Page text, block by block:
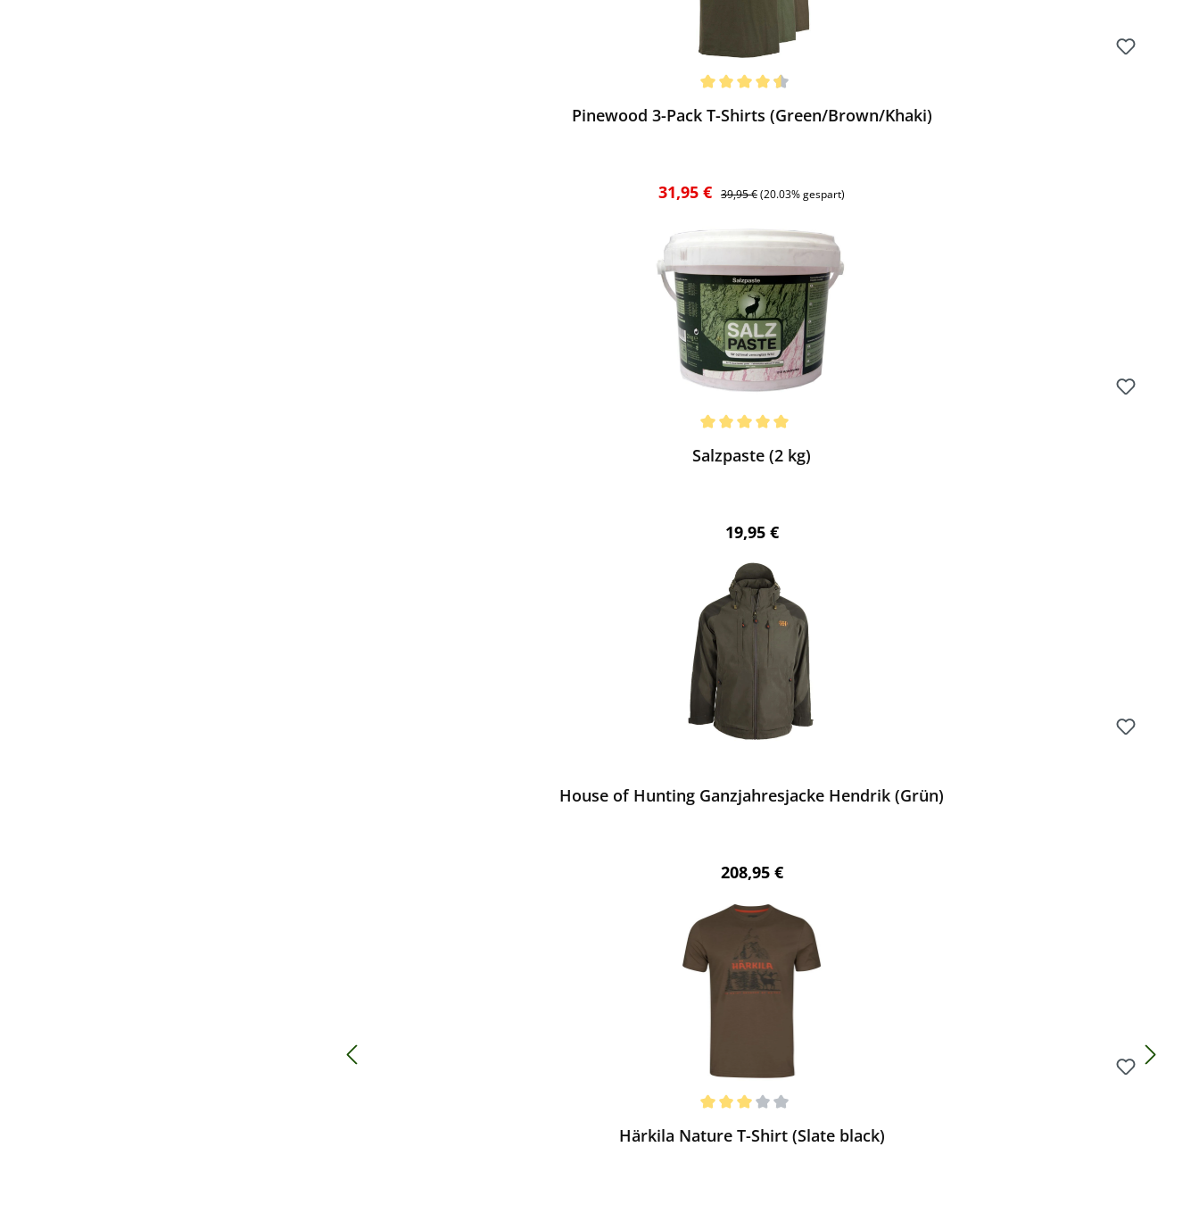
Pinewood 3-Pack T-Shirts (Green/Brown/Khaki)
Verkaufspreis:
31,95 € Regulärer Preis:
39,95 €(20.03% gespart)
Salzpaste (2 kg)
Regulärer Preis:
19,95 €
House of Hunting Ganzjahresjacke Hendrik (Grün)
Regulärer Preis:
208,95 €
Härkila Nature T-Shirt (Slate black)